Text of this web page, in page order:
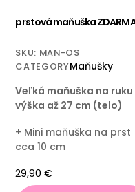
prstová maňuška
SKU: MAN-OS
CATEGORYMaňušky
Veľká maňuška na ruku
výška až 27 cm (telo)
+ Mini maňuška na prst
cca 10 cm
29,90€